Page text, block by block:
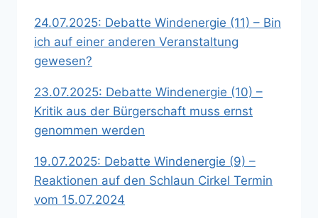
24.07.2025: Debatte Windenergie (11) – Bin
ich auf einer anderen Veranstaltung
gewesen?
23.07.2025: Debatte Windenergie (10) –
Kritik aus der Bürgerschaft muss ernst
genommen werden
19.07.2025: Debatte Windenergie (9) –
Reaktionen auf den Schlaun Cirkel Termin
vom 15.07.2024